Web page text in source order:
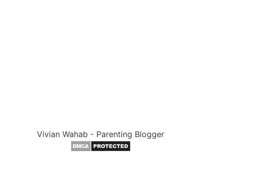
Vivian Wahab - Parenting Blogger